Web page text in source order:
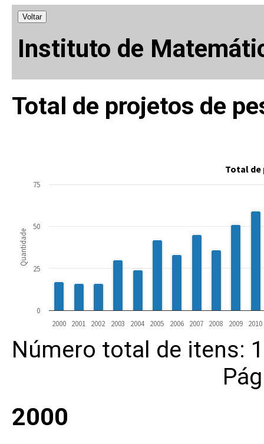
Voltar
Instituto de
Total de projetos de
Quantidade
Total de
2000 2001 2002 2003 2004 2005 2006 2007 2008 2009 2010
0
25
50
75
Número total de itens:
2000